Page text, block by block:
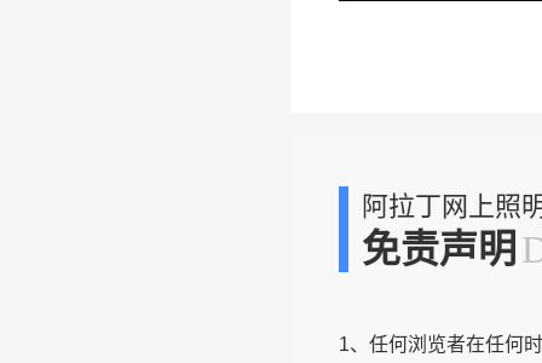
阿拉丁网上照
免责声明
1、任何浏览者在任何